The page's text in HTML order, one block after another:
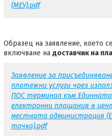
(МЕУ).pdf
Образец на заявление, което
включване на доставчик на
Заявление за
платежни услуги чрез
ПОС терминал към
електронни плащания в
местната администрация
точка).pdf